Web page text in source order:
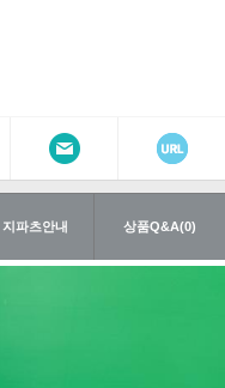
지파츠안내 상품Q&A(0)